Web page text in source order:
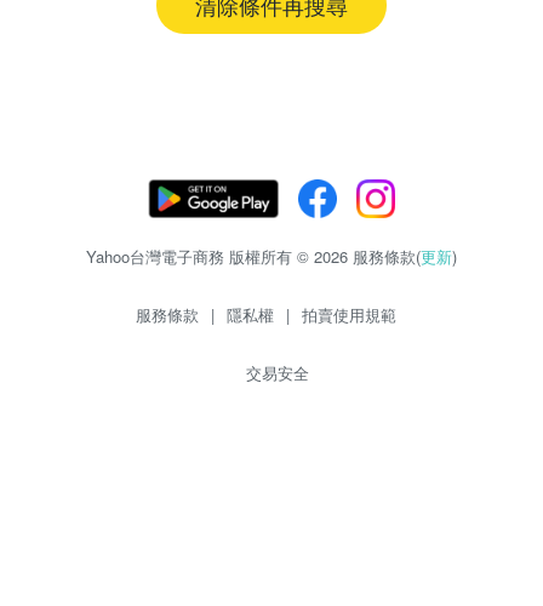
Yahoo台灣電子商務 版權所有 © 2026 服務條款(更新)
服務條款 | 隱私權 | 拍賣使用規範
交易安全